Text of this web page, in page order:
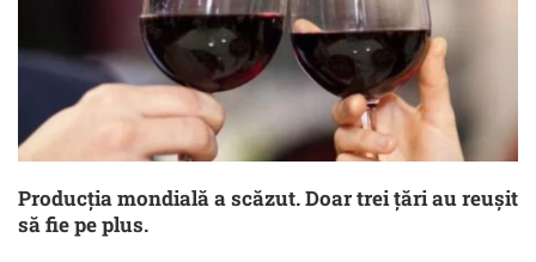
Producția mondială a scăzut. Doar trei țări au reușit
să fie pe plus.